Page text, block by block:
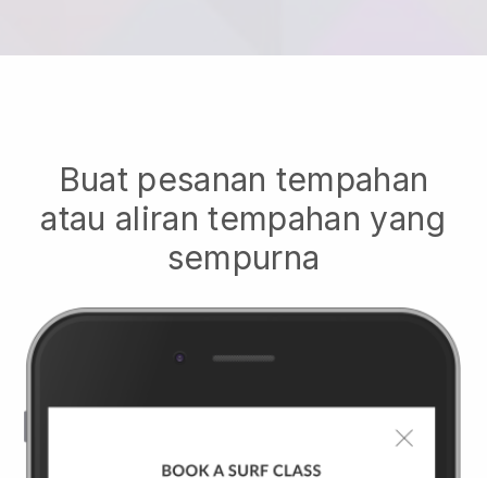
Buat pesanan tempahan
atau aliran tempahan yang
sempurna